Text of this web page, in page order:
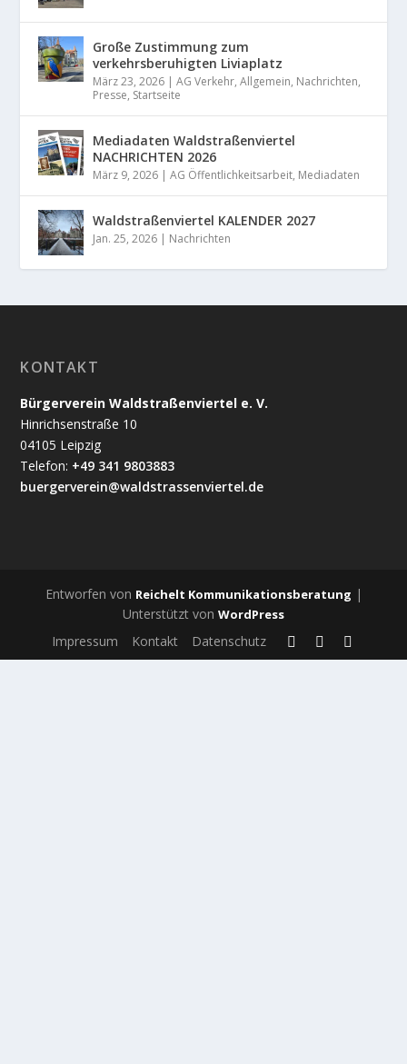
Große Zustimmung zum
verkehrsberuhigten Liviaplatz
März 23, 2026 |AG Verkehr,Allgemein, Nachrichten,
Presse, Startseite
Mediadaten Waldstraßenviertel
NACHRICHTEN 2026
März 9, 2026 |AG Öffentlichkeitsarbeit, Mediadaten
Waldstraßenviertel KALENDER 2027
Jan. 25, 2026 | Nachrichten
KONTAKT
Bürgerverein Waldstraßenviertel e. V.
Hinrichsenstraße 10
04105 Leipzig
Telefon: +49 341 9803883
buergerverein@waldstrassenviertel.de
Entworfen von Reichelt Kommunikationsberatung |
Unterstützt von WordPress
Impressum Kontakt Datenschutz